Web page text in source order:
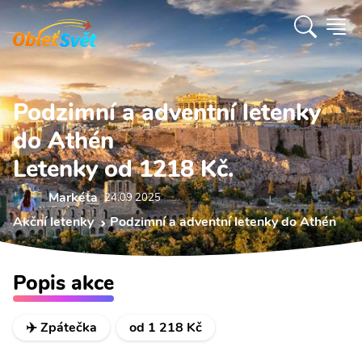
Podzimní a adventní letenky
do Athén
Letenky od 1218 Kč.
Markéta 24.09 2025
Akční letenky Podzimní a adventní letenky do Athén
Popis akce
✈️ Zpátečka
od 1 218 Kč